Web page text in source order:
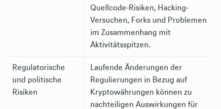
Quellcode-Risiken, Hacking-
Versuchen, Forks und Problemen
im Zusammenhang mit
Aktivitätsspitzen.
Regulatorische
und politische
Risiken
Laufende Änderungen der
Regulierungen in Bezug auf
Kryptowährungen können zu
nachteiligen Auswirkungen für